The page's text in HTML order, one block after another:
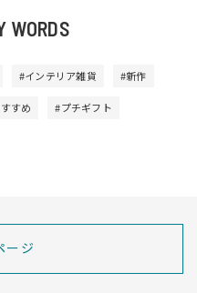
WORDS
#インテリア雑貨 #新作
すめ #プチギフト
ージ